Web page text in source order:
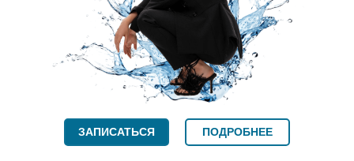
ПОДРОБНЕЕ
ЗАПИСАТЬСЯ